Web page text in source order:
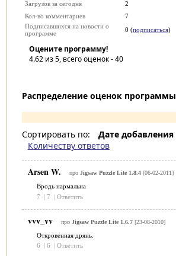
Загрузок за сегодня
2
Кол-во комментариев
7
Подписавшихся на новости о
программе
0 (подписаться)
Оцените программу!
4.62из 5, всего оценок -40
Распределение оценок программы
Сортировать по: Дате добавления
Количеству ответов
Arsen W. про Jigsaw Puzzle Lite 1.8.4[06-02-2011]
Вродь нармальна
7
| 7 | Ответить
vvv_vv про Jigsaw Puzzle Lite 1.6.7[23-08-2010]
Откровенная дрянь.
6
| 6 | Ответить